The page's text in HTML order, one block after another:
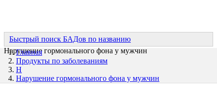
Быстрый поиск БАДов по названию
Нарушение гормонального фона у мужчин
Главная
Продукты по заболеваниям
Н
Нарушение гормонального фона у мужчин